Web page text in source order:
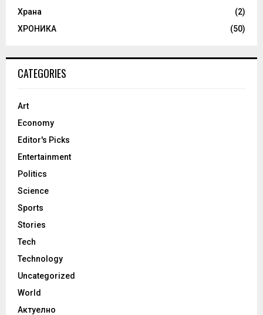
Храна
(2)
ХРОНИКА
(50)
CATEGORIES
Art
Economy
Editor's Picks
Entertainment
Politics
Science
Sports
Stories
Tech
Technology
Uncategorized
World
Актуелно